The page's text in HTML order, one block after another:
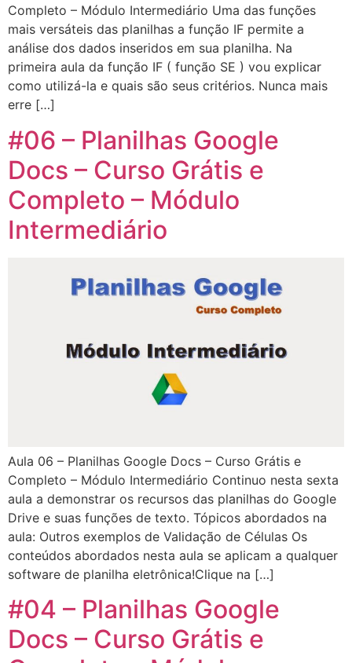
Completo – Módulo Intermediário Uma das funções
mais versáteis das planilhas a função IF permite a
análise dos dados inseridos em sua planilha. Na
primeira aula da função IF ( função SE ) vou explicar
como utilizá-la e quais são seus critérios. Nunca mais
erre […]
#06 – Planilhas Google
Docs – Curso Grátis e
Completo – Módulo
Intermediário
Aula 06 – Planilhas Google Docs – Curso Grátis e
Completo – Módulo Intermediário Continuo nesta sexta
aula a demonstrar os recursos das planilhas do Google
Drive e suas funções de texto. Tópicos abordados na
aula: Outros exemplos de Validação de Células Os
conteúdos abordados nesta aula se aplicam a qualquer
software de planilha eletrônica!Clique na […]
#04 – Planilhas Google
Docs – Curso Grátis e